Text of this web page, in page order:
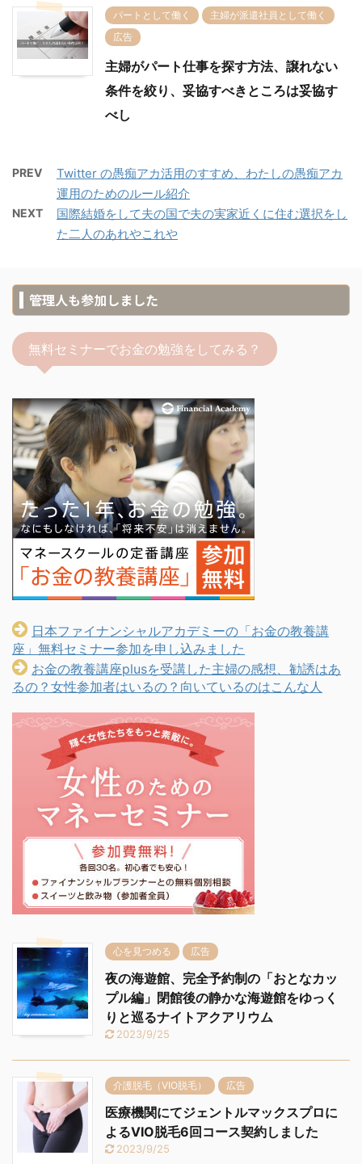
パートとして働く
主婦が派遣社員として働く
広告
主婦がパート仕事を探す方法、譲れない
条件を絞り、妥協すべきところは妥協す
べし
PREV
Twitter の愚痴アカ活用のすすめ、わたしの愚痴アカ
運用のためのルール紹介
NEXT
国際結婚をして夫の国で夫の実家近くに住む選択をし
た二人のあれやこれや
管理人も参加しました
無料セミナーでお金の勉強をしてみる？
日本ファイナンシャルアカデミーの「お金の教養講
座」無料セミナー参加を申し込みました
お金の教養講座plusを受講した主婦の感想、勧誘はあ
るの？女性参加者はいるの？向いているのはこんな人
心を見つめる 広告
夜の海遊館、完全予約制の「おとなカッ
プル編」閉館後の静かな海遊館をゆっく
りと巡るナイトアクアリウム
2023/9/25
介護脱毛（VIO脱毛） 広告
医療機関にてジェントルマックスプロに
よるVIO脱毛6回コース契約しました
2023/9/25